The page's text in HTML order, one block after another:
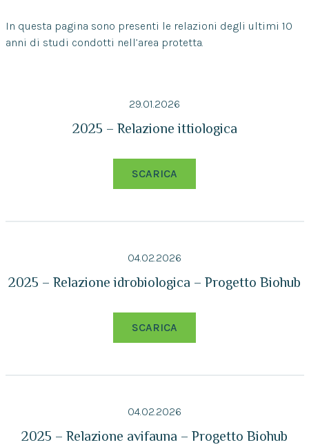
In questa pagina sono presenti le relazioni degli ultimi 10
anni di studi condotti nell’area protetta.
29.01.2026
2025 – Relazione ittiologica
SCARICA
04.02.2026
2025 – Relazione idrobiologica – Progetto Biohub
SCARICA
04.02.2026
2025 – Relazione avifauna – Progetto Biohub